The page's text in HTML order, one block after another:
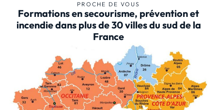
PROCHE DE VOUS
Formations en secourisme, prévention et
incendie dans plus de 30 villes du sud de la
France